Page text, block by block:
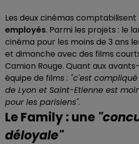
Les deux cinémas comptabilisent
employés. Parmi les projets : le
cinéma pour les moins de 3 ans
et dimanche avec des films
Camion Rouge. Quant aux
équipe de films : "c'est
de Lyon et Saint-Etienne est
pour les parisiens".
Le Family : une
déloyale"